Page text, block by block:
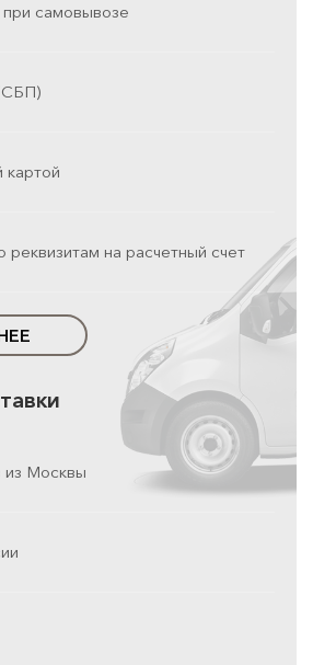
самовывозе
картой
реквизитам на расчетный счет
Москвы